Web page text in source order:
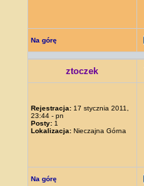
Na górę
ztoczek
Rejestracja: 17 stycznia 2011,
23:44 - pn
Posty: 1
Lokalizacja: Nieczajna Górna
Na górę